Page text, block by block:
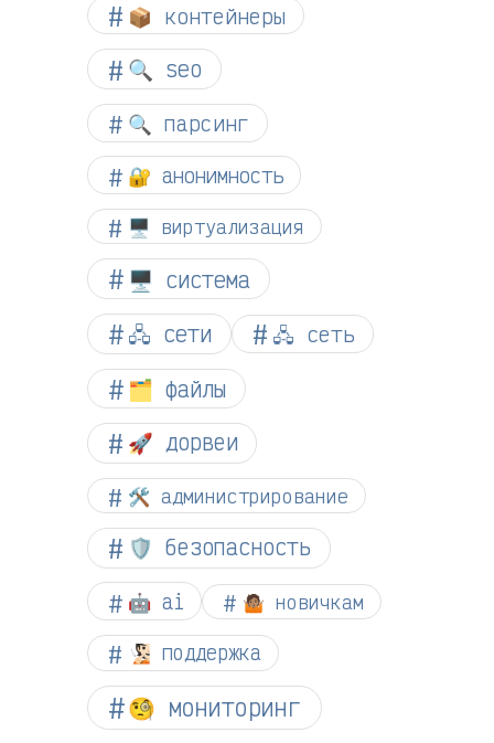
📦 контейнеры
🔍 seo
🔍 парсинг
🔐 анонимность
🖥️ виртуализация
🖥️ система
🖧 сети
🖧 сеть
🗂️ файлы
🚀 дорвеи
🛠️ администрирование
🛡️ безопасность
🤖 ai 🤷🏽 новичкам
🧏🏻 поддержка
🧐 мониторинг